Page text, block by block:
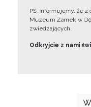
PS. Informujemy, że z
Muzeum Zamek w
zwiedzających.
Odkryjcie z nami